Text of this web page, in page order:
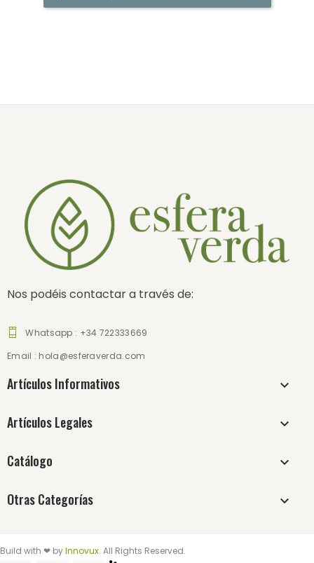
Nos podéis contactar a través de:
Whatsapp : +34 722333669
Email : hola@esferaverda.com
Artículos Informativos
Artículos Legales
Catálogo
Otras Categorías
Build with ❤ byInnovux. All Rights Reserved.